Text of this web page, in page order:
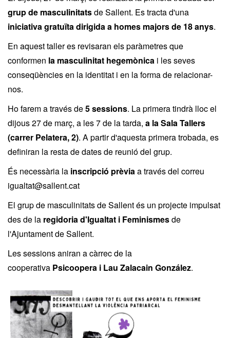
grup de masculinitatsde Sallent. Es tracta d'una
iniciativa gratuïta dirigida a homes majors de 18 anys.
En aquest taller es revisaran els paràmetres que
conformen la masculinitat hegemònica i les seves
conseqüències en la identitat i en la forma de relacionar-
nos.
Ho farem a través de5 sessions. La primera tindrà lloc el
dijous 27 de març, a les 7 de la tarda, a la Sala Tallers
(carrer Pelatera, 2). A partir d'aquesta primera trobada, es
definiran la resta de dates de reunió del grup.
És necessària la inscripció prèviaa través del correu
igualtat@sallent.cat
El grup de masculinitats de Sallent és un projecte impulsat
des de la regidoria d'Igualtat i Feminismesde
l'Ajuntament de Sallent.
Les sessions aniran a càrrec de la
cooperativa Psicoopera i Lau Zalacain González.